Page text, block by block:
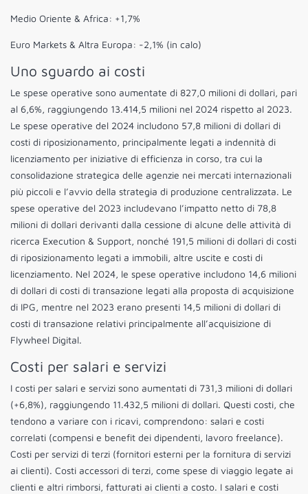
Medio Oriente & Africa: +1,7%
Euro Markets & Altra Europa: -2,1% (in calo)
Uno sguardo ai costi
Le spese operative sono aumentate di 827,0 milioni di dollari, pari
al 6,6%, raggiungendo 13.414,5 milioni nel 2024 rispetto al 2023.
Le spese operative del 2024 includono 57,8 milioni di dollari di
costi di riposizionamento, principalmente legati a indennità di
licenziamento per iniziative di efficienza in corso, tra cui la
consolidazione strategica delle agenzie nei mercati internazionali
più piccoli e l’avvio della strategia di produzione centralizzata. Le
spese operative del 2023 includevano l’impatto netto di 78,8
milioni di dollari derivanti dalla cessione di alcune delle attività di
ricerca Execution & Support, nonché 191,5 milioni di dollari di costi
di riposizionamento legati a immobili, altre uscite e costi di
licenziamento. Nel 2024, le spese operative includono 14,6 milioni
di dollari di costi di transazione legati alla proposta di acquisizione
di IPG, mentre nel 2023 erano presenti 14,5 milioni di dollari di
costi di transazione relativi principalmente all’acquisizione di
Flywheel Digital.
Costi per salari e servizi
I costi per salari e servizi sono aumentati di 731,3 milioni di dollari
(+6,8%), raggiungendo 11.432,5 milioni di dollari. Questi costi, che
tendono a variare con i ricavi, comprendono: salari e costi
correlati (compensi e benefit dei dipendenti, lavoro freelance).
Costi per servizi di terzi (fornitori esterni per la fornitura di servizi
ai clienti). Costi accessori di terzi, come spese di viaggio legate ai
clienti e altri rimborsi, fatturati ai clienti a costo. I salari e costi